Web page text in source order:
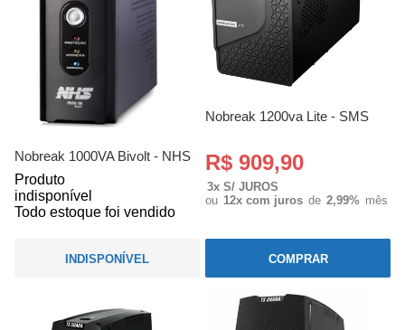
Nobreak 1000VA Bivolt - NHS
Produto
indisponível
Todo estoque foi vendido
INDISPONÍVEL
Nobreak 1200va Lite - SMS
R$ 909,90
3x S/ JUROS
ou 12x com juros de 2,99% mês
COMPRAR